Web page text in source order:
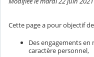
Cette page a pour objectif
Des engagements
caractère personnel,